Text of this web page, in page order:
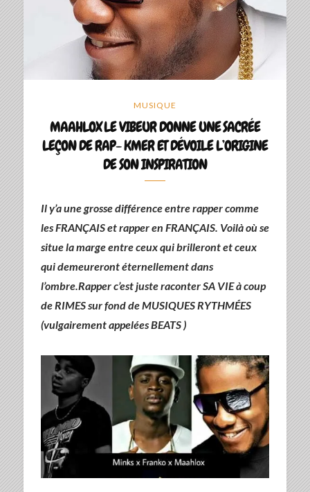
MUSIQUE
MAAHLOX LE VIBEUR DONNE UNE SACRÉE
LEÇON DE RAP- KMER ET DÉVOILE L’ORIGINE
DE SON INSPIRATION
Il y’a une grosse différence entre rapper comme
les FRANÇAIS et rapper en FRANÇAIS. Voilà où se
situe la marge entre ceux qui brilleront et ceux
qui demeureront éternellement dans
l’ombre.Rapper c’est juste raconter SA VIE à coup
de RIMES sur fond de MUSIQUES RYTHMÉES
(vulgairement appelées BEATS )